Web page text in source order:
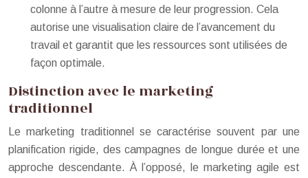
colonne à l’autre à mesure de leur progression. Cela
autorise une visualisation claire de l’avancement du
travail et garantit que les ressources sont utilisées de
façon optimale.
Distinction avec le marketing
traditionnel
Le marketing traditionnel se caractérise souvent par une
planification rigide, des campagnes de longue durée et une
approche descendante. À l’opposé, le marketing agile est